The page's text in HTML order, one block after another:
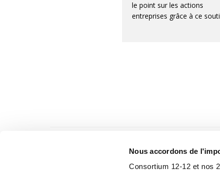
Nous accordons de
Consortium 12-12 et nos
le point sur les actions
entreprises grâce à ce